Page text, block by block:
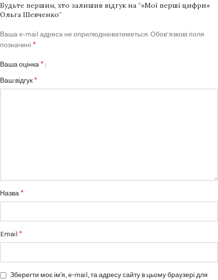
Будьте першим, хто залишив відгук на “«Мої перші цифри»
Ольга Шевченко”
Ваша e-mail адреса не оприлюднюватиметься.Обов’язкові поля
позначені *
Ваша оцінка *
Ваш відгук *
Назва *
Email *
Зберегти моє ім'я, e-mail, та адресу сайту в цьому браузері для